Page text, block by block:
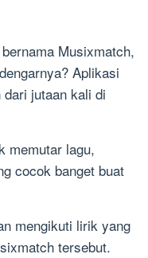
Musixmatch,
Aplikasi
jutaan kali di
memutar lagu,
cocok banget buat
mengikuti lirik yang
tersebut.